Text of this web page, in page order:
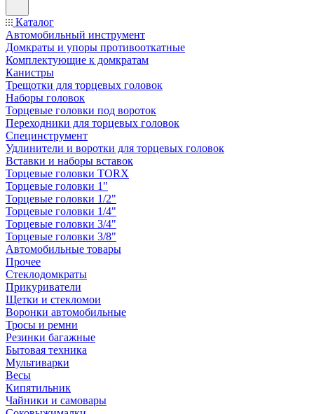
Каталог
Автомобильный инструмент
Домкраты и упоры противооткатные
Комплектующие к домкратам
Канистры
Трещотки для торцевых головок
Наборы головок
Торцевые головки под вороток
Переходники для торцевых головок
Специнструмент
Удлинители и воротки для торцевых головок
Вставки и наборы вставок
Торцевые головки TORX
Торцевые головки 1"
Торцевые головки 1/2"
Торцевые головки 1/4"
Торцевые головки 3/4"
Торцевые головки 3/8"
Автомобильные товары
Прочее
Стеклодомкраты
Прикуриватели
Щетки и стекломои
Воронки автомобильные
Тросы и ремни
Резинки багажные
Бытовая техника
Мультиварки
Весы
Кипятильник
Чайники и самовары